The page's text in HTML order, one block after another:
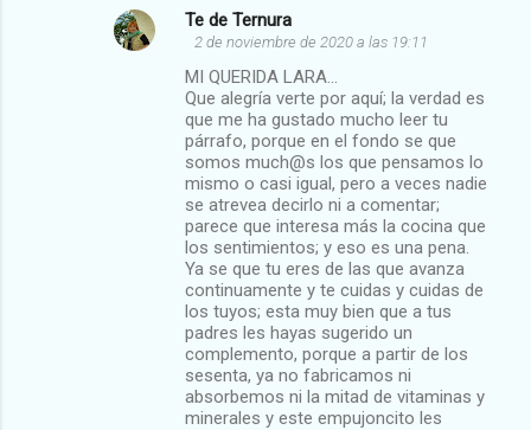
Te de Ternura
2 de noviembre de 2020 a las 19:11
MI QUERIDA LARA...
Que alegría verte por aquí; la verdad es
que me ha gustado mucho leer tu
párrafo, porque en el fondo se que
somos much@s los que pensamos lo
mismo o casi igual, pero a veces nadie
se atrevea decirlo ni a comentar;
parece que interesa más la cocina que
los sentimientos; y eso es una pena.
Ya se que tu eres de las que avanza
continuamente y te cuidas y cuidas de
los tuyos; esta muy bien que a tus
padres les hayas sugerido un
complemento, porque a partir de los
sesenta, ya no fabricamos ni
absorbemos ni la mitad de vitaminas y
minerales y este empujoncito les